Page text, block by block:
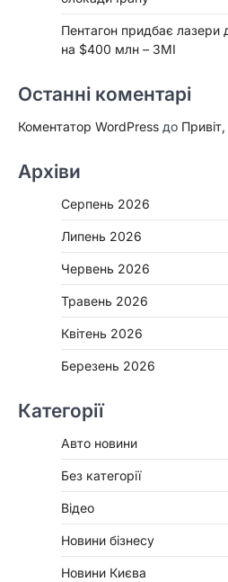
Пентагон придбає
на $400 млн – ЗМІ
Останні коментарі
Коментатор WordPress до Привіт,
Архіви
Серпень 2026
Липень 2026
Червень 2026
Травень 2026
Квітень 2026
Березень 2026
Категорії
Авто новини
Без категорії
Відео
Новини бізнесу
Новини Києва